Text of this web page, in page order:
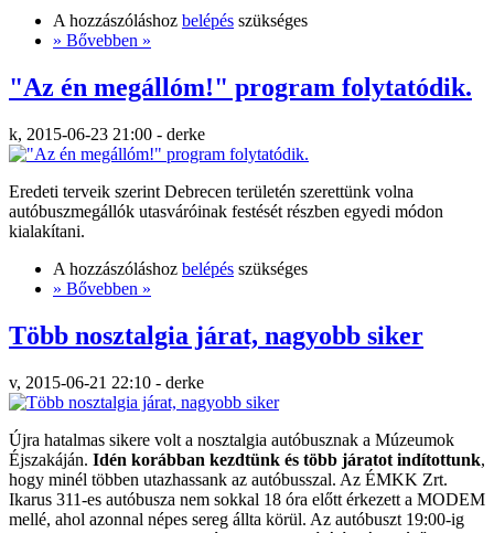
A hozzászóláshoz belépés szükséges
» Bővebben »
"Az én megállóm!" program folytatódik.
k, 2015-06-23 21:00 - derke
Eredeti terveik szerint Debrecen területén szerettünk volna
autóbuszmegállók utasváróinak festését részben egyedi módon
kialakítani.
A hozzászóláshoz belépés szükséges
» Bővebben »
Több nosztalgia járat, nagyobb siker
v, 2015-06-21 22:10 - derke
Újra hatalmas sikere volt a nosztalgia autóbusznak a Múzeumok
Éjszakáján. Idén korábban kezdtünk és több járatot indítottunk,
hogy minél többen utazhassank az autóbusszal. Az ÉMKK Zrt.
Ikarus 311-es autóbusza nem sokkal 18 óra előtt érkezett a MODEM
mellé, ahol azonnal népes sereg állta körül. Az autóbuszt 19:00-ig